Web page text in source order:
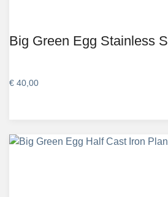
Big Green Egg Stainless
€ 40,00